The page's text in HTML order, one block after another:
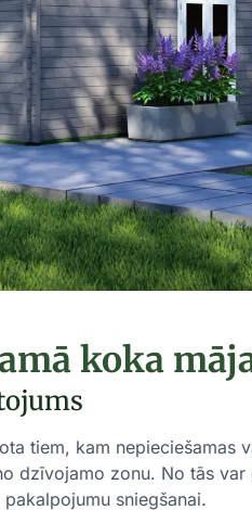
koka
tiem, kam
dzīvojamo zonu. No tās
sniegšanai.